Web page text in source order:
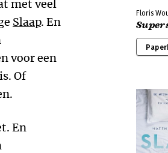
met veel
Slaap. En
voor een
Of
En
Floris